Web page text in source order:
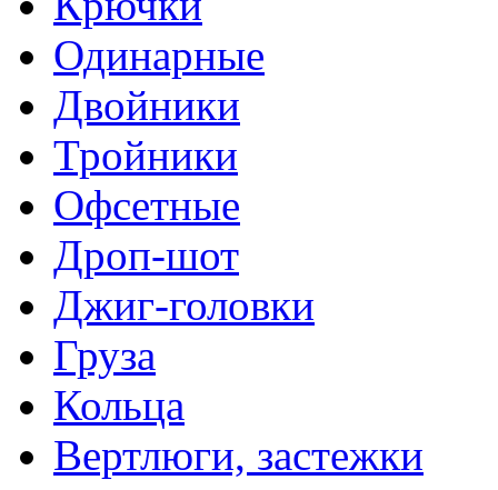
Одинарные
Двойники
Тройники
Офсетные
Дроп-шот
Джиг-головки
Груза
Кольца
Вертлюги, застежки